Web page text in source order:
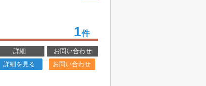
1件
詳細
お問い合わせ
詳細を見る お問い合わせ